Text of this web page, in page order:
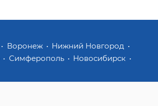
Воронеж
Нижний Новгород
Симферополь
Новосибирск